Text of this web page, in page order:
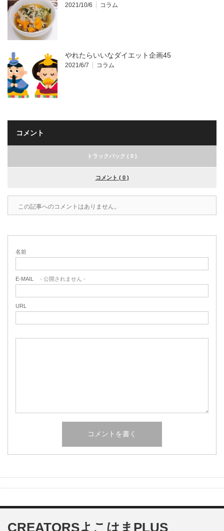
2021/10/6 コラム
やれたらいいなダイエット企画45
2021/6/7 コラム
コメント
トラックバック ( 0 )
コメント ( 0 )
この記事へのコメントはありません。
名前
E-MAIL - 公開されません -
URL
CREATORSよこはまPLUS